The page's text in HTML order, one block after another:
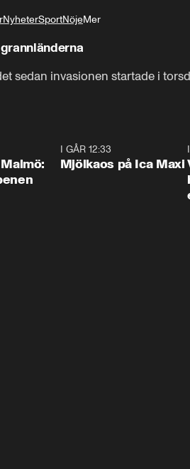
NyheterSportNöjeMer
Livsstil
sedan invasionen startade i
I GÅR 12:33
Mjölkaos på Ica Maxi